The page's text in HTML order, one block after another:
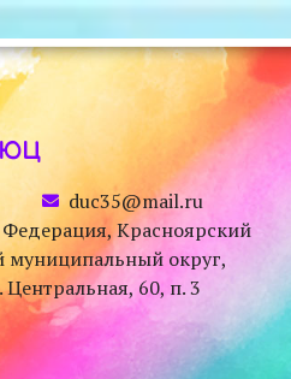
duc35@mail.ru
Федерация, Красноярский
округ,
60, п. 3